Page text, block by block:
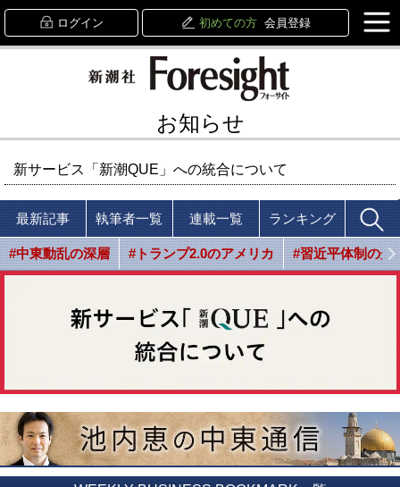
ログイン 初めての方 会員登録
お知らせ
新サービス「新潮QUE」への統合について
最新記事 執筆者一覧 連載一覧 ランキング
#中東動乱の深層 #トランプ2.0のアメリカ #習近平体制の光